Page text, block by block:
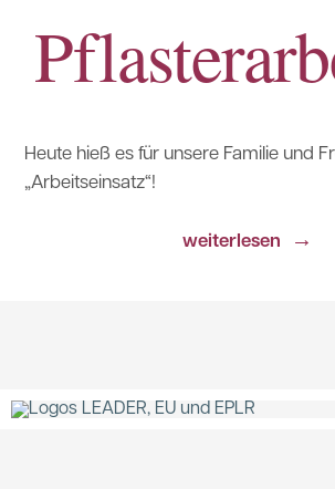
Heute hieß es für unsere Familie und
„Arbeitseinsatz“!
weiterlesen →